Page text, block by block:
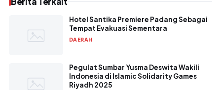
Hotel Santika Premiere Padang Sebagai
Tempat Evakuasi Sementara
DAERAH
Pegulat Sumbar Yusma Deswita Wakili
Indonesia di Islamic Solidarity Games
Riyadh 2025